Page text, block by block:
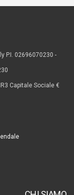
P.I. 02696070230 -
Capitale Sociale €